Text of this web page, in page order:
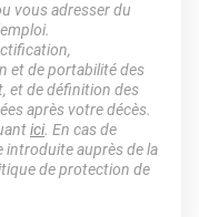
vous adresser du
et de portabilité des
et de définition des
après votre décès.
ici. En cas de
auprès de la
de protection de